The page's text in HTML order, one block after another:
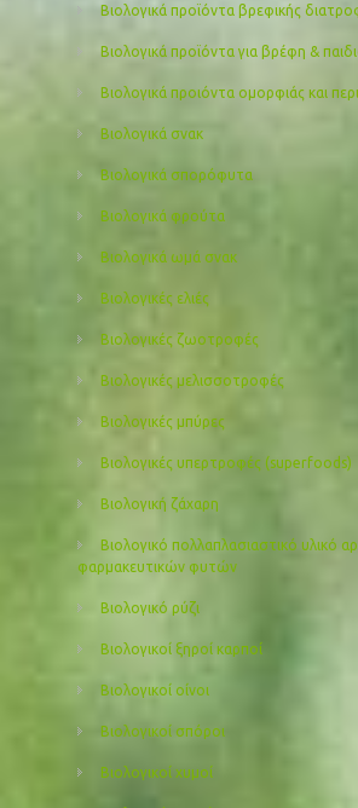
Βιολογικά προϊόντα βρεφικής
Βιολογικά προϊόντα για βρέφη &
Βιολογικά προιόντα ομορφιάς και
Βιολογικά σνακ
Βιολογικά σπορόφυτα
Βιολογικά φρούτα
Βιολογικά ωμά σνακ
Βιολογικές ελιές
Βιολογικές ζωοτροφές
Βιολογικές μελισσοτροφές
Βιολογικές μπύρες
Βιολογικές υπερτροφές (superfoods)
Βιολογική ζάχαρη
Βιολογικό πολλαπλασιαστικό υλικό
φαρμακευτικών φυτών
Βιολογικό ρύζι
Βιολογικοί ξηροί καρποί
Βιολογικοί οίνοι
Βιολογικοί σπόροι
Βιολογικοί χυμοί